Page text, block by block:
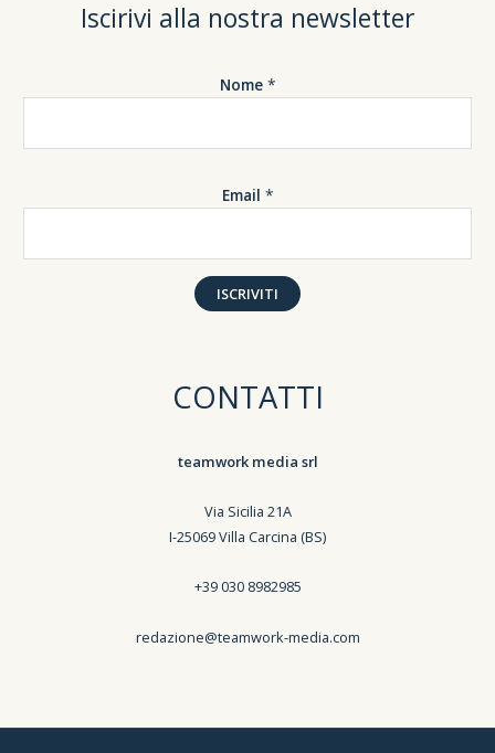
Iscirivi alla nostra newsletter
Nome *
Email *
ISCRIVITI
CONTATTI
teamwork media srl
Via Sicilia 21A
I-25069 Villa Carcina (BS)
+39 030 8982985
redazione@teamwork-media.com